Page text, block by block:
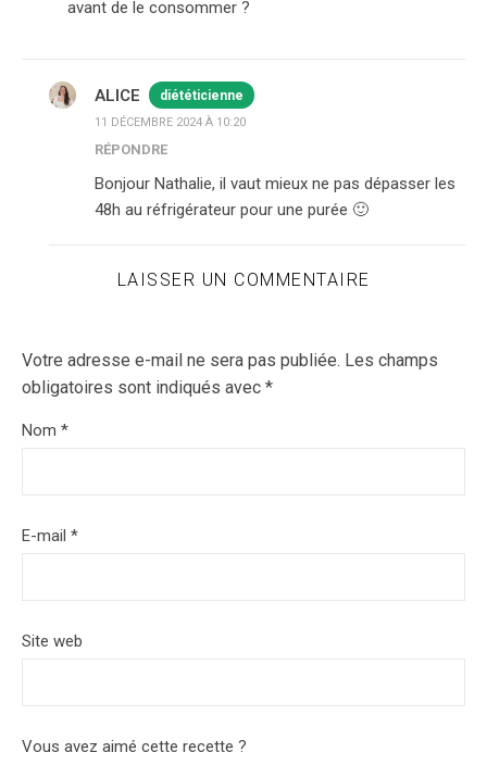
avant de le consommer ?
ALICE diététicienne
11 DÉCEMBRE 2024 À 10:20
RÉPONDRE
Bonjour Nathalie, il vaut mieux ne pas dépasser les
48h au réfrigérateur pour une purée 🙂
LAISSER UN COMMENTAIRE
Votre adresse e-mail ne sera pas publiée. Les champs
obligatoires sont indiqués avec *
Nom *
E-mail *
Site web
Vous avez aimé cette recette ?